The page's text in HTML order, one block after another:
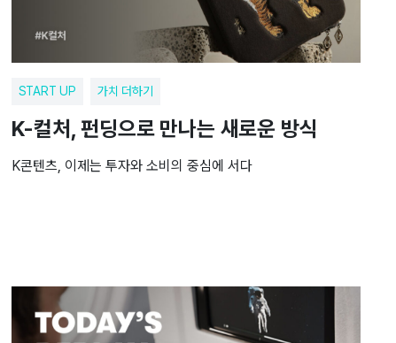
START UP 가치 더하기
K-컬처, 펀딩으로 만나는 새로운 방식
K콘텐츠, 이제는 투자와 소비의 중심에 서다